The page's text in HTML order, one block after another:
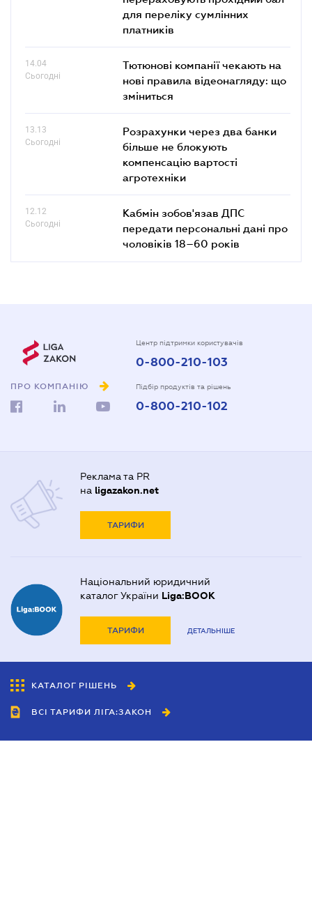
для переліку сумлінних
платників
14.04
Сьогодні
Тютюнові компанії чекають на
нові правила відеонагляду: що
зміниться
13.13
Сьогодні
Розрахунки через два банки
більше не блокують
компенсацію вартості
агротехніки
12.12
Сьогодні
Кабмін зобов'язав ДПС
передати персональні дані про
чоловіків 18–60 років
ПРО КОМПАНІЮ
Центр підтримки користувачів
0-800-210-103
Підбір продуктів та рішень
0-800-210-102
Реклама та PR
на ligazakon.net
ТАРИФИ
Національний юридичний
каталог України Liga:BOOK
ТАРИФИ ДЕТАЛЬНІШЕ
КАТАЛОГ РІШЕНЬ
ВСІ ТАРИФИ ЛІГА:ЗАКОН